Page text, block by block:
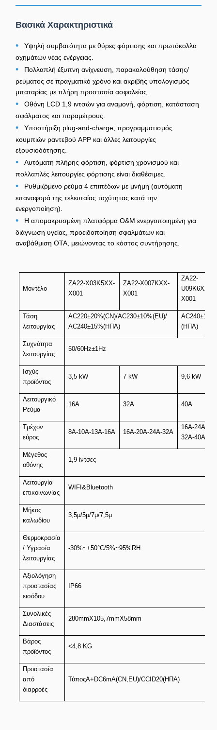
Βασικά Χαρακτηριστικά
•
Υψηλή συμβατότητα με θύρες φόρτισης και πρωτόκολλα
οχημάτων νέας ενέργειας.
•
Πολλαπλή έξυπνη ανίχνευση, παρακολούθηση τάσης/
ρεύματος σε πραγματικό χρόνο και ακριβής υπολογισμός
μπαταρίας με πλήρη προστασία ασφαλείας.
•
Οθόνη LCD 1,9 ιντσών για αναμονή, φόρτιση, κατάσταση
σφάλματος και παραμέτρους.
•
Υποστήριξη plug-and-charge, προγραμματισμός
κουμπιών ραντεβού APP και άλλες λειτουργίες
εξουσιοδότησης.
•
Αυτόματη πλήρης φόρτιση, φόρτιση χρονισμού και
πολλαπλές λειτουργίες φόρτισης είναι διαθέσιμες.
•
Ρυθμιζόμενο ρεύμα 4 επιπέδων με μνήμη (αυτόματη
επαναφορά της τελευταίας ταχύτητας κατά την
ενεργοποίηση).
•
Η απομακρυσμένη πλατφόρμα O&M ενεργοποιημένη για
διάγνωση υγείας, προειδοποίηση σφαλμάτων και
αναβάθμιση OTA, μειώνοντας το κόστος συντήρησης.
Μοντέλο
ZA22-X03K5XX-
X001
ZA22-X007KXX-
X001
ZA22-
U09K6XX-
X001
Τάση
λειτουργίας
AC220±20%(CN)/AC230±10%(EU)/
AC240±15%(ΗΠΑ)
AC240±15%
(ΗΠΑ)
Συχνότητα
λειτουργίας
50/60Hz±1Hz
Ισχύς
προϊόντος
3,5 kW 7 kW 9,6 kW
Λειτουργικό
Ρεύμα
16Α 32Α 40Α
Τρέχον
εύρος
8Α-10Α-13Α-16Α 16Α-20Α-24Α-32Α
16A-24A-
32A-40A
Μέγεθος
οθόνης
1,9 ίντσες
Λειτουργία
επικοινωνίας
WIFI&Bluetooth
Μήκος
καλωδίου
3,5μ/5μ/7μ/7,5μ
Θερμοκρασία
/ Υγρασία
λειτουργίας
-30%~+50°C/5%~95%RH
Αξιολόγηση
προστασίας
εισόδου
IP66
Συνολικές
Διαστάσεις
280mmX105,7mmX58mm
Βάρος
προϊόντος
<4,8 KG
Προστασία
από
διαρροές
ΤύποςA+DC6mA(CN,EU)/CCID20(ΗΠΑ)